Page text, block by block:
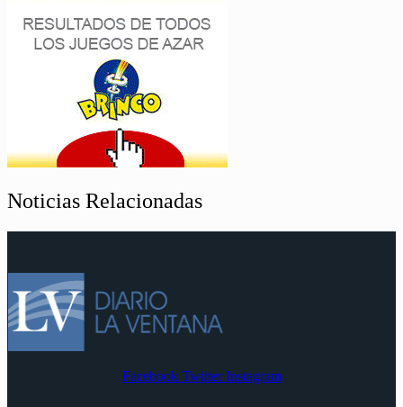
Noticias Relacionadas
Facebook Twitter Instagram